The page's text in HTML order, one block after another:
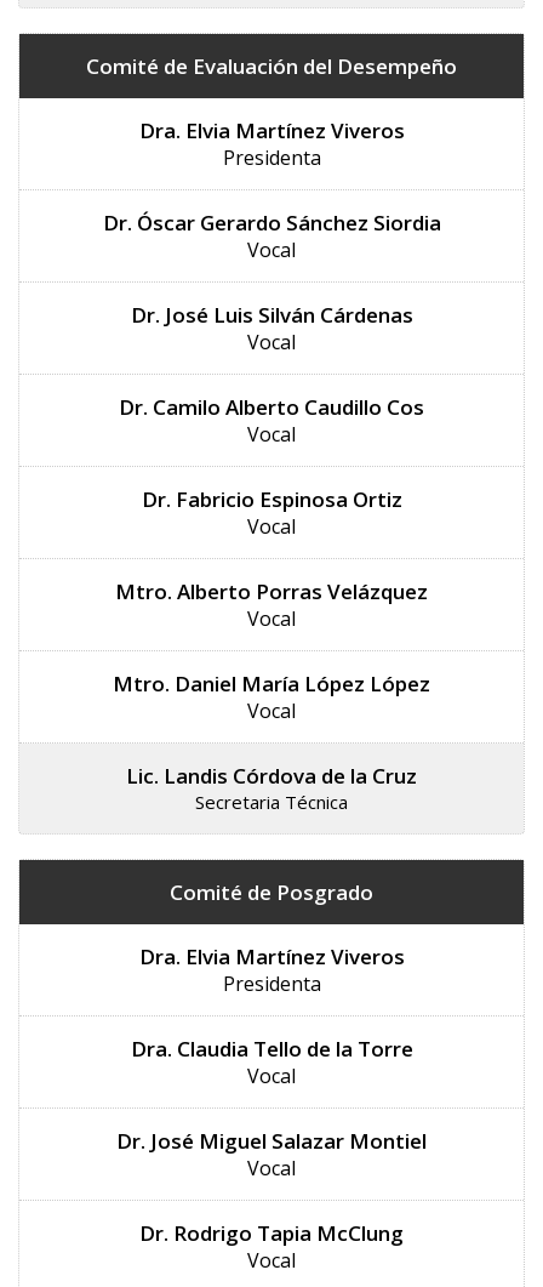
Comité de Evaluación del Desempeño
Dra. Elvia Martínez Viveros
Presidenta
Dr. Óscar Gerardo Sánchez Siordia
Vocal
Dr. José Luis Silván Cárdenas
Vocal
Dr. Camilo Alberto Caudillo Cos
Vocal
Dr. Fabricio Espinosa Ortiz
Vocal
Mtro. Alberto Porras Velázquez
Vocal
Mtro. Daniel María López López
Vocal
Lic. Landis Córdova de la Cruz
Secretaria Técnica
Comité de Posgrado
Dra. Elvia Martínez Viveros
Presidenta
Dra. Claudia Tello de la Torre
Vocal
Dr. José Miguel Salazar Montiel
Vocal
Dr. Rodrigo Tapia McClung
Vocal